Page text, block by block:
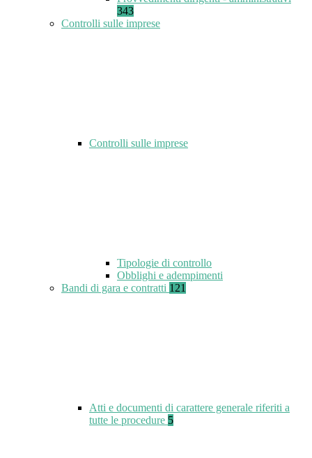
343
Controlli sulle imprese
Controlli sulle imprese
Tipologie di controllo
Obblighi e adempimenti
Bandi di gara e contratti 121
Atti e documenti di carattere generale riferiti a
tutte le procedure 5